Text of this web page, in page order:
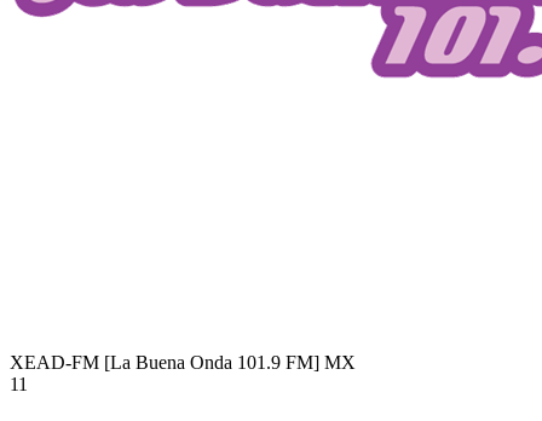
XEAD-FM [La Buena Onda 101.9 FM] MX
11